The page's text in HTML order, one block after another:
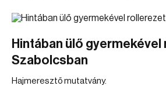
Hintában ülő
Szabolcsban
Hajmeresztő mutatvány.